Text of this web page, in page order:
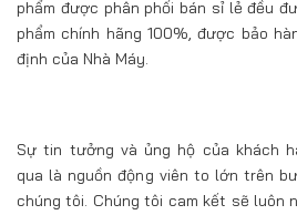
phẩm được phân phối bán sỉ lẻ đều
phẩm chính hãng 100%, được bảo
định của Nhà Máy.
Sự tin tưởng và ủng hộ của khách
qua là nguồn động viên to lớn trên
chúng tôi. Chúng tôi cam kết sẽ luôn